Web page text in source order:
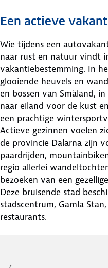
Een actieve
Wie tijdens een
naar rust en natuur vindt
vakantiebestemming. In
glooiende heuvels en
en bossen van Småland,
naar eiland voor de kust
een prachtige
Actieve gezinnen voelen
de provincie Dalarna zijn
paardrijden,
regio allerlei
bezoeken van een
Deze bruisende stad
stadscentrum, Gamla
restaurants.